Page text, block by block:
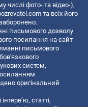
числі фото- та відео-),
та всіх його
письмового дозволу
посилання на сайт
письмового
систем,
оригінальний
статті,